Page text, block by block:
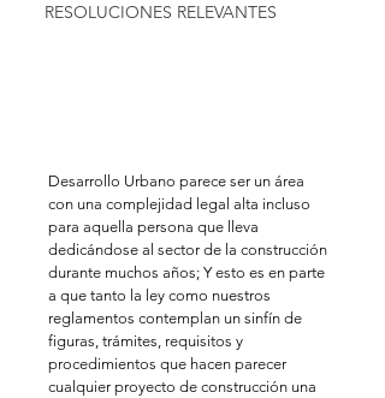
RESOLUCIONES RELEVANTES
Desarrollo Urbano parece ser un área
con una complejidad legal alta incluso
para aquella persona que lleva
dedicándose al sector de la construcción
durante muchos años; Y esto es en parte
a que tanto la ley como nuestros
reglamentos contemplan un sinfín de
figuras, trámites, requisitos y
procedimientos que hacen parecer
cualquier proyecto de construcción una